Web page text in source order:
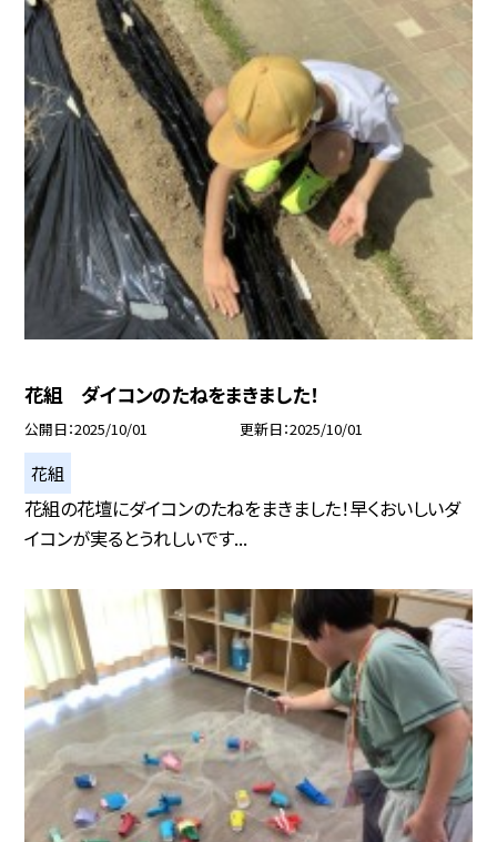
花組 ダイコンのたねをまきました！
公開日 2025/10/01 更新日 2025/10/01
花組
花組の花壇にダイコンのたねをまきました！早くおいしいダ
イコンが実るとうれしいです...